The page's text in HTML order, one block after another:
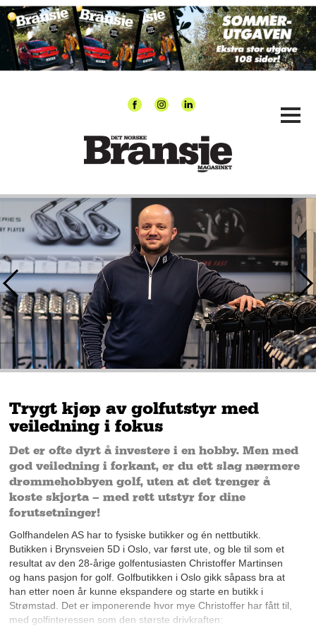
Trygt kjøp av golfutstyr med
veiledning i fokus
Det er ofte dyrt å investere i en hobby. Men med
god veiledning i forkant, er du ett slag nærmere
drømmehobbyen golf, uten at det trenger å
koste skjorta – med rett utstyr for dine
forutsetninger!
Golfhandelen AS har to fysiske butikker og én nettbutikk.
Butikken i Brynsveien 5D i Oslo, var først ute, og ble til som et
resultat av den 28-årige golfentusiasten Christoffer Martinsen
og hans pasjon for golf. Golfbutikken i Oslo gikk såpass bra at
han etter noen år kunne ekspandere og starte en butikk i
Strømstad. Det er imponerende hvor mye Christoffer har fått til,
med golfinteressen som den største drivkraften: